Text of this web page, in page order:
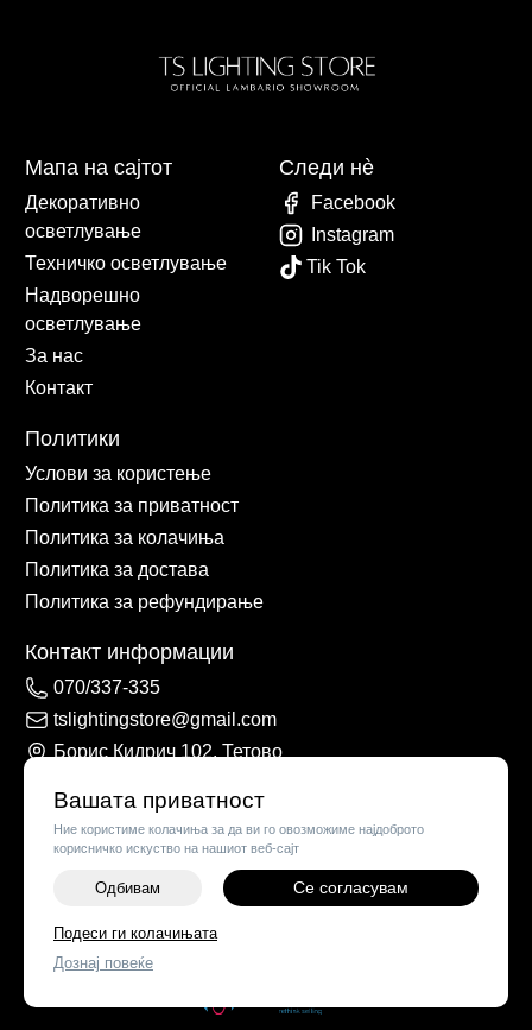
Вашата приватност
Ние користиме колачиња за да ви го овозможиме најдоброто
корисничко искуство на нашиот веб-сајт
Одбивам Се согласувам
Подеси ги колачињата
Дознај повеќе
Мапа на сајтот
Декоративно
осветлување
Техничко осветлување
Надворешно
осветлување
За нас
Контакт
Политики
Услови за користење
Политика за приватност
Политика за колачиња
Политика за достава
Политика за рефундирање
Контакт информации
070/337-335
tslightingstore@gmail.com
Борис Кидрич 102, Тетово
Следи нè
Facebook
Instagram
Tik Tok
©2026
Поставки за колачиња